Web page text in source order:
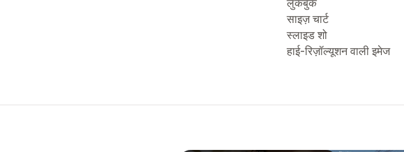
लुकबुक
साइज़ चार्ट
स्लाइड शो
हाई-रिज़ॉल्यूशन वाली इमेज